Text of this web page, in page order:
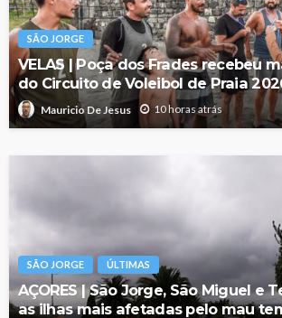
SÃO JORGE
VELAS | Poça dos Frades recebeu
do Circuito de Voleibol de Praia
Mauricio De Jesus 10 horas atrás
SÃO JORGE ÚLTIMAS
AÇORES | São Jorge, São Miguel e
as ilhas mais afetadas pelo mau